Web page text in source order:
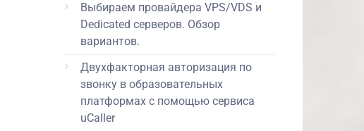
Выбираем провайдера VPS/VDS и
Dedicated серверов. Обзор
вариантов.
Двухфакторная авторизация по
звонку в образовательных
платформах с помощью сервиса
uCaller